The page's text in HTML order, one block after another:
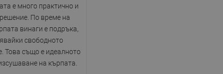
е много практично и
По време на
винаги е подръка,
свободното
Това също е идеалното
на кърпата.